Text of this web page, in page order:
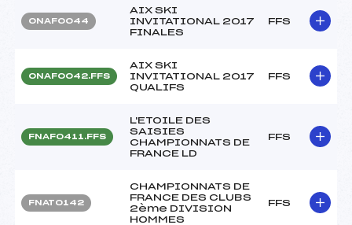
ONAF0044
AIX SKI
INVITATIONAL 2017
FINALES
FFS
ONAF0042.FFS
AIX SKI
INVITATIONAL 2017
QUALIFS
FFS
FNAF0411.FFS
L'ETOILE DES
SAISIES
CHAMPIONNATS DE
FRANCE LD
FFS
FNAT0142
CHAMPIONNATS DE
FRANCE DES CLUBS
2ème DIVISION
HOMMES
FFS